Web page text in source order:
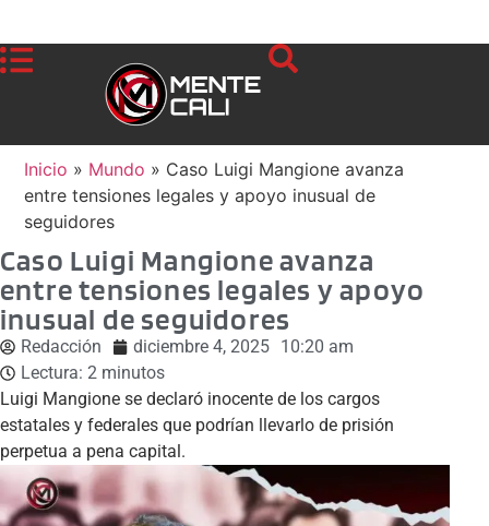
Inicio » Mundo » Caso Luigi Mangione avanza
entre tensiones legales y apoyo inusual de
seguidores
Caso Luigi Mangione avanza
entre tensiones legales y apoyo
inusual de seguidores
Redacción diciembre 4, 2025 10:20 am
Lectura: 2 minutos
Luigi Mangione se declaró inocente de los cargos
estatales y federales que podrían llevarlo de prisión
perpetua a pena capital.